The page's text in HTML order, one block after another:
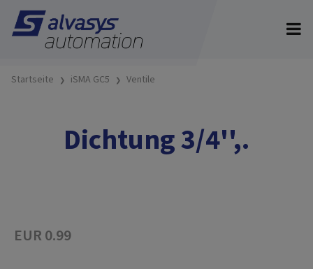
Startseite iSMA GC5 Ventile
Dichtung 3/4'',.
EUR 0.99